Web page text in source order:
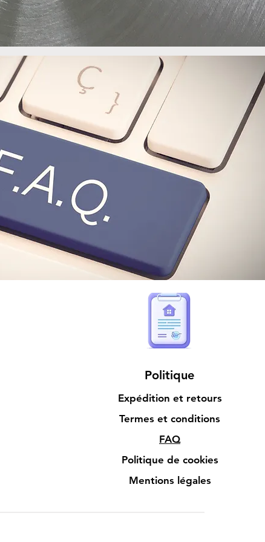
Politique
Expédition et retours
Termes et conditions
FAQ
Politique de cookies
Mentions légales